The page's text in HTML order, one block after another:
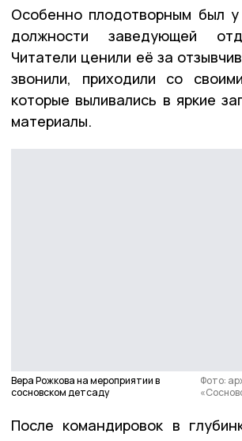
Особенно плодотворным был
должности заведующей
Читатели ценили её за
звонили, приходили со
которые выливались в яркие
материалы.
Вера Рожкова на мероприятии в
сосновском детсаду
Фото:
После командировок в